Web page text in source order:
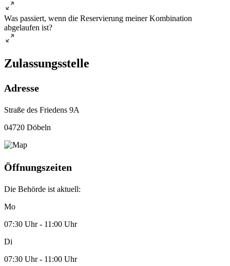
Was passiert, wenn die Reservierung meiner Kombination
abgelaufen ist?
Zulassungsstelle
Adresse
Straße des Friedens 9A
04720 Döbeln
Öffnungszeiten
Die Behörde ist aktuell:
Mo
07:30 Uhr - 11:00 Uhr
Di
07:30 Uhr - 11:00 Uhr